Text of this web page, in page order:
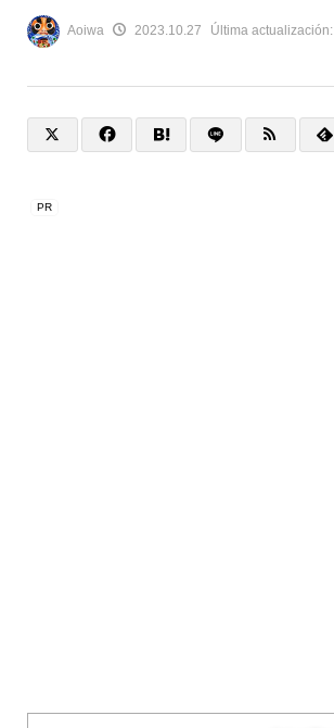
Aoiwa 2023.10.27 Última actualización: